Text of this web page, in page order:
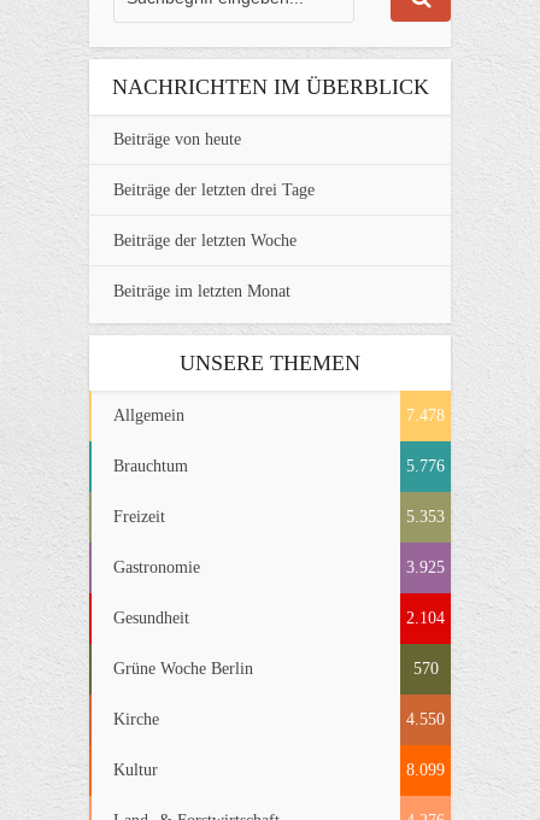
NACHRICHTEN IM ÜBERBLICK
Beiträge von heute
Beiträge der letzten drei Tage
Beiträge der letzten Woche
Beiträge im letzten Monat
UNSERE THEMEN
Allgemein 7.478
Brauchtum 5.776
Freizeit 5.353
Gastronomie 3.925
Gesundheit 2.104
Grüne Woche Berlin 570
Kirche 4.550
Kultur 8.099